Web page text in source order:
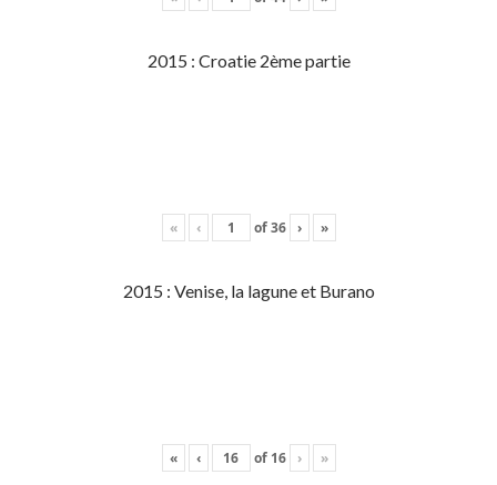
2015 : Croatie 2ème partie
« ‹ of36 › »
2015 : Venise, la lagune et Burano
« ‹ of 16 › »